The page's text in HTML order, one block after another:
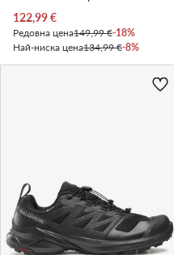
Актуална цена
122,99€
Редовна цена149,99 €-18%
Най-ниска цена134,99 €-8%